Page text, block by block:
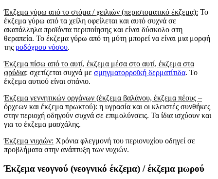
Έκζεμα γύρω από το στόμα / χειλιών (περιστοματικό έκζεμα): Το
έκζεμα γύρω από τα χείλη οφείλεται και αυτό συχνά σε
ακατάλληλα προϊόντα περιποίησης και είναι δύσκολο στη
θεραπεία. Το έκζεμα γύρω από τη μύτη μπορεί να είναι μια μορφή
της ροδόχρου νόσου.
Έκζεμα πίσω από το αυτί, έκζεμα μέσα στο αυτί, έκζεμα στα
φρύδια: σχετίζεται συχνά με σμηγματορροϊκή δερματίτιδα. Το
έκζεμα αυτιού είναι σπάνιο.
Έκζεμα γεννητικών οργάνων (έκζεμα βαλάνου, έκζεμα πέους –
όρχεων και έκζεμα πρωκτού): η υγρασία και οι κλειστές συνθήκες
στην περιοχή οδηγούν συχνά σε επιμολύνσεις. Τα ίδια ισχύουν και
για το έκζεμα μασχάλης.
Έκζεμα νυχιών: Χρόνια φλεγμονή του περιονυχίου οδηγεί σε
προβλήματα στην ανάπτυξη των νυχιών.
Έκζεμα νεογνού (νεογνικό έκζεμα) / έκζεμα μωρού